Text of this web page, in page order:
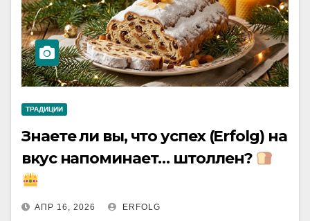
ТРАДИЦИИ
Знаете ли вы, что успех (Erfolg) на
вкус напоминает… штоллен?
АПР 16, 2026 ERFOLG